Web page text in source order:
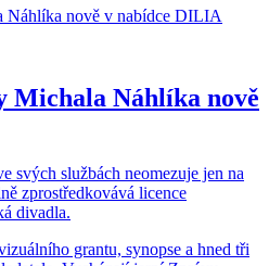
Michala Náhlíka nově
svých službách neomezuje jen na
zprostředkovává licence
divadla.